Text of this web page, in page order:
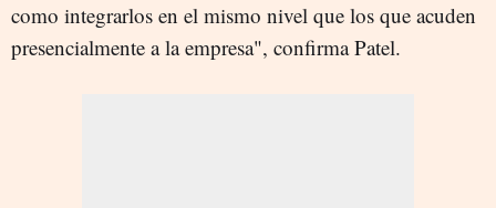
como integrarlos en el mismo nivel que los que acuden
presencialmente a la empresa", confirma Patel.